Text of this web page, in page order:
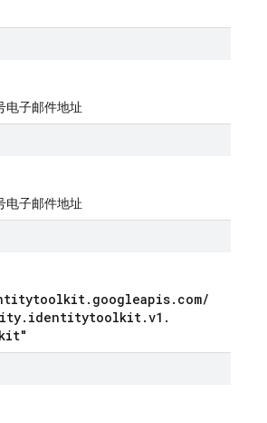
电子邮件地址
电子邮件地址
. googleapis. com/
. identitytoolkit.v1 .